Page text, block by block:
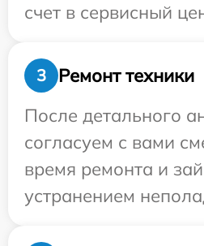
счет в сервисный
3
Ремонт техники
После детального
согласуем с вами
время ремонта и
устранением